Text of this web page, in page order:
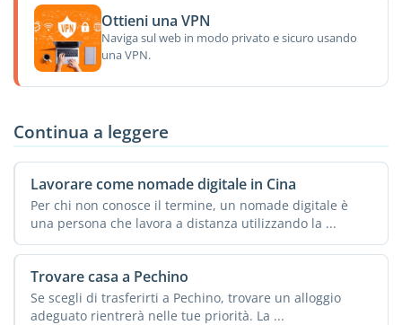
Ottieni una VPN
Naviga sul web in modo privato e sicuro usando
una VPN.
Continua a leggere
Lavorare come nomade digitale in Cina
Per chi non conosce il termine, un nomade digitale è
una persona che lavora a distanza utilizzando la ...
Trovare casa a Pechino
Se scegli di trasferirti a Pechino, trovare un alloggio
adeguato rientrerà nelle tue priorità. La ...